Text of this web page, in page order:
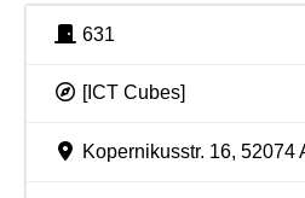
631
[ICT Cubes]
Kopernikusstr. 16, 52074